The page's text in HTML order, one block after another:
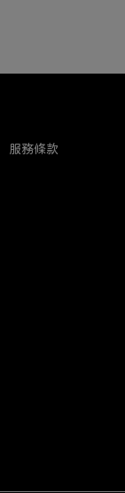
服務條款